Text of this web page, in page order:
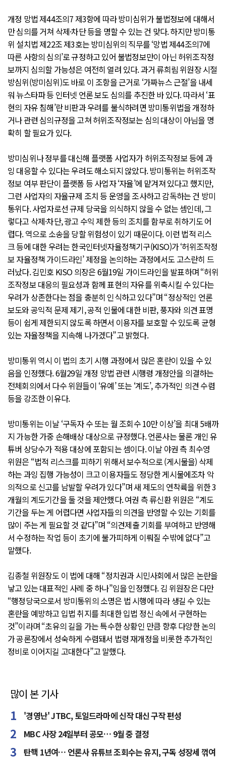
개정 망법 제44조의7 제3항에 따라 방미심위가 불법정보에 대해서
만 심의를 거쳐 삭제·차단 등을 명할 수 있는 건 맞다. 하지만 방미통
위 설치법 제22조 제3호는 방미심위의 직무를 ‘망법 제44조의7에
따른 사항의 심의’로 규정하고 있어 불법정보만이 아닌 허위조작정
보까지 심의할 가능성은 여전히 열려 있다. 과거 류희림 위원장 시절
방심위(방미심위)도 바로 이 조항을 근거로 ‘가짜뉴스 근절’을 내세
워 뉴스타파 등 인터넷 언론 보도 심의를 추진한 바 있다. 따라서 ‘표
현의 자유 침해’란 비판과 우려를 불식하려면 방미통위법을 개정하
거나 관련 심의규정을 고쳐 허위조작정보는 심의 대상이 아님을 명
확히 할 필요가 있다.
방미심위나 정부를 대신해 플랫폼 사업자가 허위조작정보 등에 과
잉 대응할 수 있다는 우려도 해소되지 않았다. 방미통위는 허위조작
정보 여부 판단이 플랫폼 등 사업자 ‘자율’에 맡겨져 있다고 했지만,
그런 사업자의 자율규제 조치 등 운영을 조사하고 감독하는 건 방미
통위다. 사업자로선 규제 당국을 의식하지 않을 수 없는 셈인데, 그
렇다고 삭제·차단, 광고 수익 제한 등의 조치를 함부로 취하기도 어
렵다. 역으로 소송을 당할 위험성이 있기 때문이다. 이런 법적 리스
크 등에 대한 우려는 한국인터넷자율정책기구(KISO)가 ‘허위조작정
보 자율정책 가이드라인’ 제정을 논의하는 과정에서도 고스란히 드
러났다. 김민호 KISO 의장은 6월19일 가이드라인을 발표하며 “허위
조작정보 대응의 필요성과 함께 표현의 자유를 위축시킬 수 있다는
우려가 상존한다는 점을 충분히 인식하고 있다”며 “정상적인 언론
보도와 공익적 문제 제기, 공적 인물에 대한 비판, 풍자와 의견 표명
등이 쉽게 제한되지 않도록 하면서 이용자를 보호할 수 있도록 균형
있는 자율정책을 지속해 나가겠다”고 밝혔다.
방미통위 역시 이 법의 초기 시행 과정에서 많은 혼란이 있을 수 있
음을 인정했다. 6월29일 개정 망법 관련 시행령 개정안을 의결하는
전체회의에서 다수 위원들이 ‘유예’ 또는 ‘계도’, 추가적인 의견 수렴
등을 강조한 이유다.
방미통위는 이날 ‘구독자 수 또는 월 조회수 10만 이상’을 최대 5배까
지 가능한 가중 손해배상 대상으로 규정했다. 언론사는 물론 개인 유
튜버 상당수가 적용 대상에 포함되는 셈이다. 이날 야권 측 최수영
위원은 “법적 리스크를 피하기 위해서 보수적으로 (게시물을) 삭제
하는 과잉 집행 가능성이 크고 이용자들도 정당한 게시물에조차 악
의적으로 신고를 남발할 우려가 있다”며 새 제도의 연착륙을 위한 3
개월의 계도기간을 둘 것을 제안했다. 여권 측 류신환 위원은 “계도
기간을 두는 게 어렵다면 사업자들의 의견을 반영할 수 있는 기회를
많이 주는 게 필요할 것 같다”며 “의견제출 기회를 부여하고 반영해
서 수정하는 작업 등이 초기에 불가피하게 이뤄질 수밖에 없다”고
말했다.
김종철 위원장도 이 법에 대해 “정치권과 시민사회에서 많은 논란을
낳고 있는 대표적인 사례 중 하나”임을 인정했다. 김 위원장은 다만
“행정당국으로서 방미통위의 소명은 법 시행에 따라 생길 수 있는
혼란을 예방하고 입법 취지를 최대한 입법 정신 속에서 구현하는
것”이라며 “초유의 길을 가는 특수한 상황인 만큼 향후 다양한 논의
가 공론장에서 성숙하게 수렴돼서 법령 재개정을 비롯한 추가적인
정비로 이어지길 고대한다”고 말했다.
많이 본 기사
'경영난' JTBC, 토일드라마에 신작 대신 구작 편성
MBC 사장 24일부터 공모… 9월 중 결정
탄핵 1년여… 언론사 유튜브 조회수는 유지, 구독 성장세 꺾여